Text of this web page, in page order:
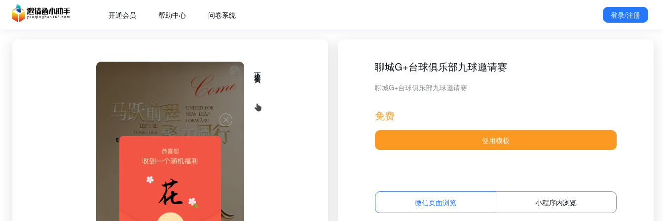
开通会员 帮助中心 问卷系统 登录/注册
聊城G+台球俱乐部九球邀请赛
聊城G+台球俱乐部九球邀请赛
免费
使用模板
微信页面浏览 小程序内浏览